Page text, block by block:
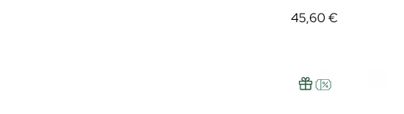
45,60 €